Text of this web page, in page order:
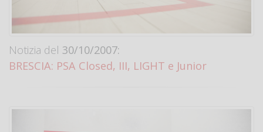
Notizia del 30/10/2007:
BRESCIA: PSA Closed, III, LIGHT e Junior